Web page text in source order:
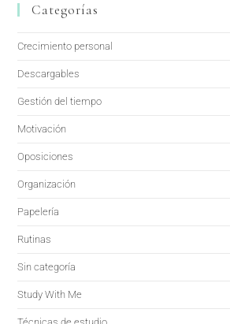
Categorías
Crecimiento personal
Descargables
Gestión del tiempo
Motivación
Oposiciones
Organización
Papelería
Rutinas
Sin categoría
Study With Me